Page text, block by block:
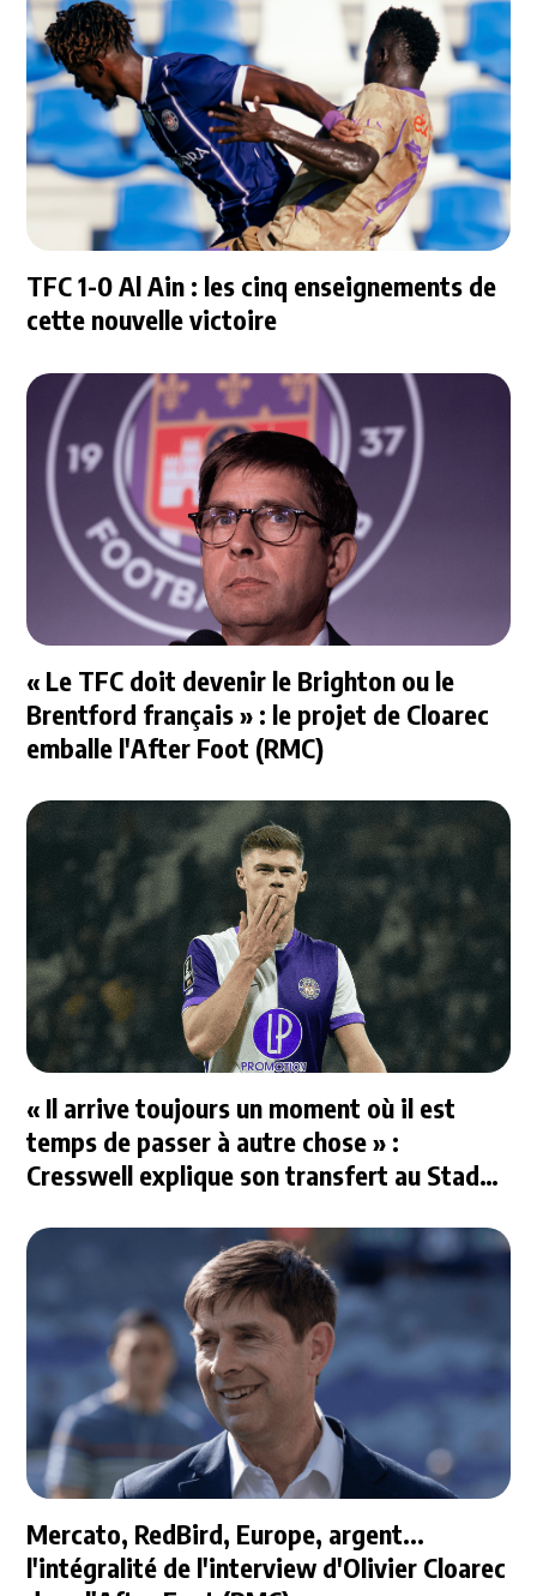
TFC 1-0 Al Ain : les cinq enseignements de
cette nouvelle victoire
« Le TFC doit devenir le Brighton ou le
Brentford français » : le projet de Cloarec
emballe l'After Foot (RMC)
« Il arrive toujours un moment où il est
temps de passer à autre chose » :
Cresswell explique son transfert au Stade
Mercato, RedBird, Europe, argent...
l'intégralité de l'interview d'Olivier Cloarec